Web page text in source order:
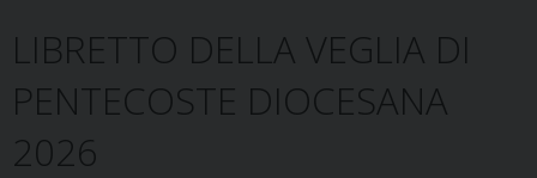
LIBRETTO DELLA VEGLIA DI
PENTECOSTE DIOCESANA
2026